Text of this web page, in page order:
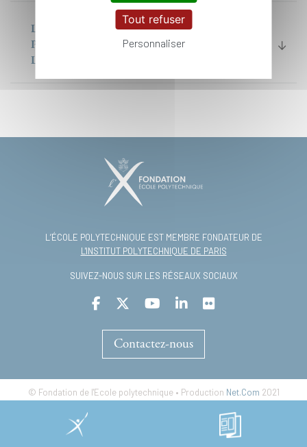
LES PROGRAMMES EN FAVEUR DE LA
PROMOTION INTERNATIONALE DE
L’ÉCOLE POLYTECHNIQUE (200 000 €)
L’ÉCOLE POLYTECHNIQUE EST MEMBRE FONDATEUR DE
L'INSTITUT POLYTECHNIQUE DE PARIS
SUIVEZ-NOUS SUR LES RÉSEAUX SOCIAUX
Contactez-nous
© Fondation de l'Ecole polytechnique • Production Net.Com 2021
FooterMentions légales
Accessibilité numérique
Politique de protection des données
Plan du site
Tout refuser
Personnaliser